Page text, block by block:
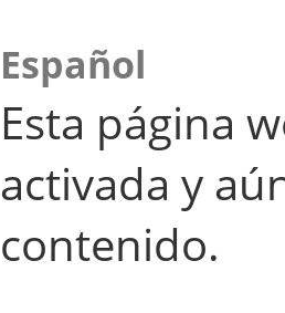
Español
Esta página
activada y
contenido.